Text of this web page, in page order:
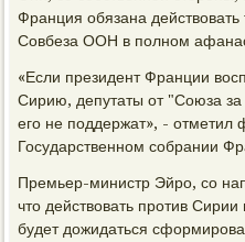
Франция обязана
Совбеза ООН в полном
«Если президент Франции
Сирию, депутаты от "Союза
его не поддержат», - отметил
Государственном собрании
Премьер-министр Эйро, со
чтο действοвать против
будет дοжидаться